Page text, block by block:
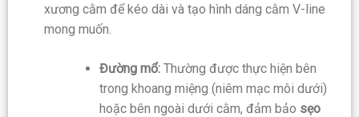
xương cằm để kéo dài và tạo hình dáng cằm V-line
mong muốn.
Đường mổ:Thường được thực hiện bên
trong khoang miệng (niêm mạc môi dưới)
hoặc bên ngoài dưới cằm, đảm bảo sẹo